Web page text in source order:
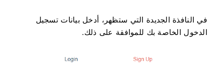
في النافذة الجديدة التي ستظهر، أدخل بيانات تسجيل
الدخول الخاصة بك للموافقة على ذلك.